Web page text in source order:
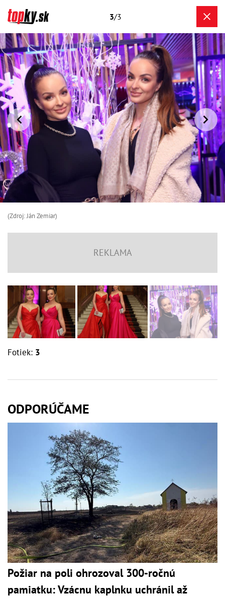
3/3
(Zdroj: Ján Zemiar)
Fotiek: 3
ODPORÚČAME
Požiar na poli ohrozoval 300-ročnú
pamiatku: Vzácnu kaplnku uchránil až